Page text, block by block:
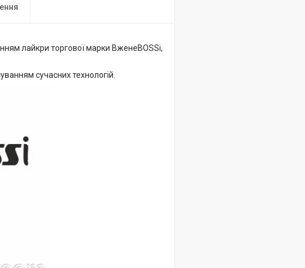
лайкри торгової марки ВженеBOSSі,
сучасних технологій.